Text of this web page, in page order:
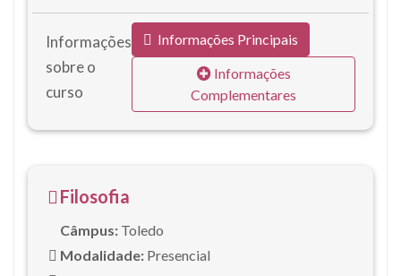
Informações
sobre o
curso
Informações Principais
Informações
Complementares
Filosofia
Câmpus: Toledo
Modalidade: Presencial